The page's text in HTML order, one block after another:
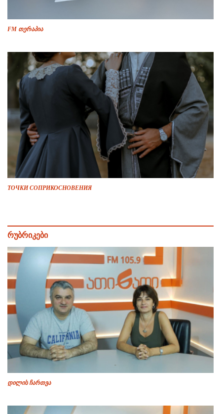
FM თერაპია
ТОЧКИ СОПРИКОСНОВЕНИЯ
რუბრიკები
დილის ჩართვა